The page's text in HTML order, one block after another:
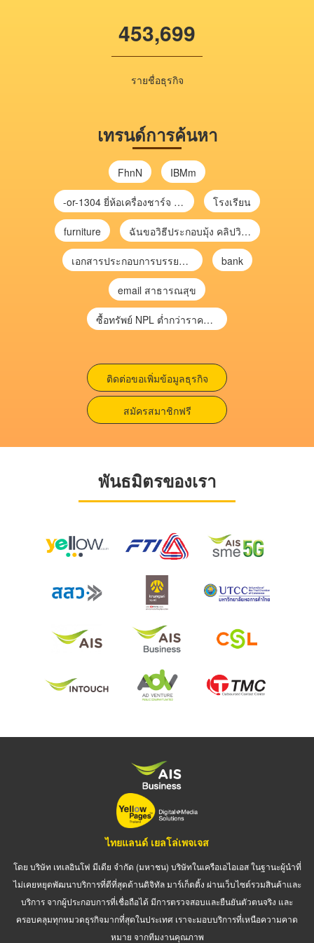
453,699
รายชื่อธุรกิจ
เทรนด์การค้นหา
FhnN IBMm
-or-1304 ยี่ห้อเครื่องชาร์จ chargecore โรงเรียน
furniture ฉันขอวิธีประกอบมุ้ง คลิปวิดีโอ การประกอบมุ้ง
เอกสารประกอบการบรรยาย การประเมินความเสี่ยงเพื่อวางแผนการตรวจสอบ \ bank
email สาธารณสุข
ซื้อทรัพย์ NPL ต่ำกว่าราคาตลาด 30-70% แบบไม่ต้องไปประมูล”
ติดต่อขอเพิ่มข้อมูลธุรกิจ
สมัครสมาชิกฟรี
พันธมิตรของเรา
ไทยแลนด์ เยลโล่เพจเจส
โดย บริษัท เทเลอินโฟ มีเดีย จำกัด (มหาชน) บริษัทในเครือเอไอเอส ในฐานะผู้นำที่
ไม่เคยหยุดพัฒนาบริการที่ดีที่สุดด้านดิจิทัล มาร์เก็ตติ้ง ผ่านเว็บไซต์รวมสินค้าและ
บริการ จากผู้ประกอบการที่เชื่อถือได้ มีการตรวจสอบและยืนยันตัวตนจริง และ
ครอบคลุมทุกหมวดธุรกิจมากที่สุดในประเทศ เราจะมอบบริการที่เหนือความคาด
หมาย จากทีมงานคุณภาพ